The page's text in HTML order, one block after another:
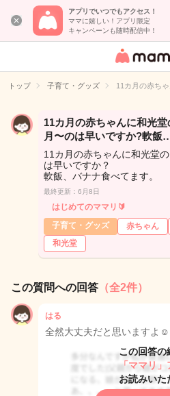
アプリでいつでもアクセス！
ママに嬉しい！アプリ限定
キャンペーンも随時配信中！
女性専用匿
イト
トップ 子育て・グッズ 11カ月の赤ち
11カ月の赤ちゃんに和光
月〜のは早いですか?軟飯
11カ月の赤ちゃんに和光堂
は早いですか？
軟飯、バナナ食べてます。
最終更新：6月8日
はじめてのママリ🔰
子育て・グッズ
赤ちゃん
和光堂
この質問への回答 （全2件）
はる
全然大丈夫だと思いますよ☺️
この回答の
「ママリ」
お読みいた